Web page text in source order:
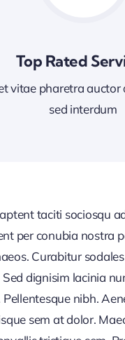
Top Rated
vitae pharetra
sed interdum
taciti sociosqu
per conubia nostra
Curabitur
Sed dignisim lacinia
nibh.
sem at dolor.